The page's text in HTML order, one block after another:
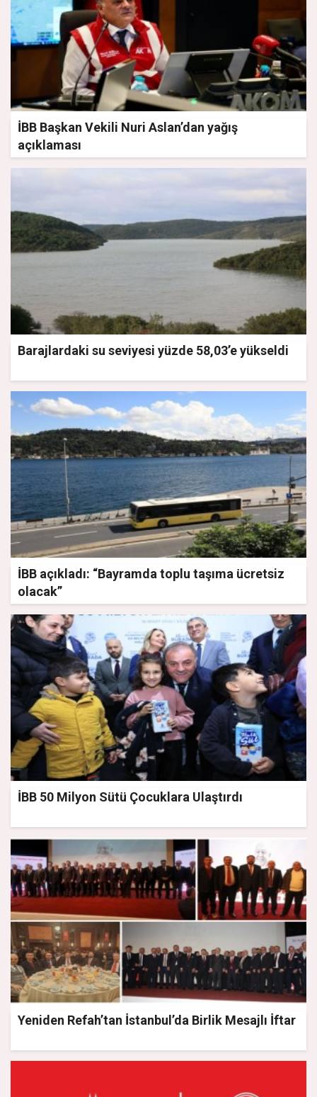
İBB Başkan Vekili Nuri Aslan’dan yağış
açıklaması
Barajlardaki su seviyesi yüzde 58,03’e yükseldi
İBB açıkladı: “Bayramda toplu taşıma ücretsiz
olacak”
İBB 50 Milyon Sütü Çocuklara Ulaştırdı
Yeniden Refah’tan İstanbul’da Birlik Mesajlı İftar